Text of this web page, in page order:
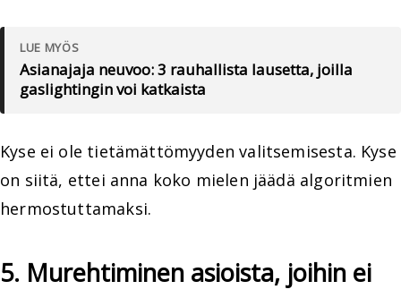
LUE MYÖS
Asianajaja neuvoo: 3 rauhallista lausetta, joilla
gaslightingin voi katkaista
Kyse ei ole tietämättömyyden valitsemisesta. Kyse
on siitä, ettei anna koko mielen jäädä algoritmien
hermostuttamaksi.
5. Murehtiminen asioista, joihin ei